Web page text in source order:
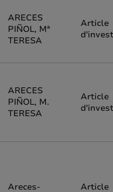
ARECES
PIÑOL, Mª
TERESA
Article
ARECES
PIÑOL, M.
TERESA
Article
Areces-
Article